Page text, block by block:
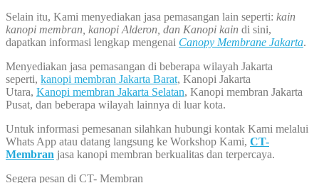
Selain itu, Kami menyediakan jasa pemasangan lain seperti: kain
kanopi membran, kanopi Alderon, dan Kanopi kain di sini,
dapatkan informasi lengkap mengenai Canopy Membrane Jakarta.
Menyediakan jasa pemasangan di beberapa wilayah Jakarta
seperti, kanopi membran Jakarta Barat, Kanopi Jakarta
Utara, Kanopi membran Jakarta Selatan, Kanopi membran Jakarta
Pusat, dan beberapa wilayah lainnya di luar kota.
Untuk informasi pemesanan silahkan hubungi kontak Kami melalui
Whats App atau datang langsung ke Workshop Kami, CT-
Membran jasa kanopi membran berkualitas dan terpercaya.
Segera pesan di CT- Membran